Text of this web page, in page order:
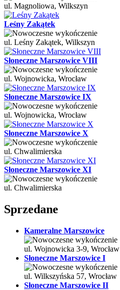
ul. Magnoliowa, Wilkszyn
Leśny Zakątek
ul. Leśny Zakątek, Wilkszyn
Słoneczne Marszowice VIII
ul. Wojnowicka, Wrocław
Słoneczne Marszowice IX
ul. Wojnowicka, Wrocław
Słoneczne Marszowice X
ul. Chwalimierska
Słoneczne Marszowice XI
ul. Chwalimierska
Sprzedane
Kameralne Marszowice
ul. Wojnowicka 3-9, Wrocław
Słoneczne Marszowice I
ul. Wilkszyńska 57, Wrocław
Słoneczne Marszowice II